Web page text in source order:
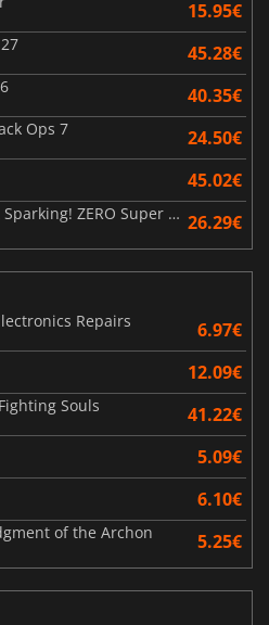
15.95€
45.28€
40.35€
Ops 7 24.50€
45.02€
DRAGON BALL Sparking! ZERO Super Limit Breaking NEO 26.29€
Repairs
6.97€
12.09€
Souls 41.22€
5.09€
6.10€
of the Archon 5.25€